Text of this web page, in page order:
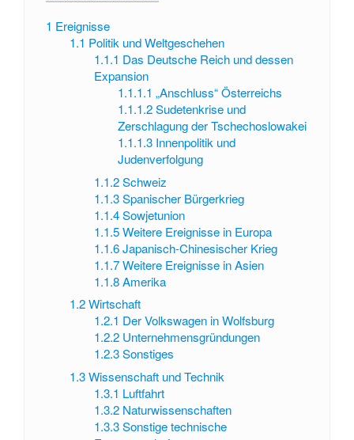
1 Ereignisse
1.1 Politik und Weltgeschehen
1.1.1 Das Deutsche Reich und dessen
Expansion
1.1.1.1 „Anschluss“ Österreichs
1.1.1.2Sudetenkrise und
Zerschlagung der Tschechoslowakei
1.1.1.3 Innenpolitik und
Judenverfolgung
1.1.2 Schweiz
1.1.3 Spanischer Bürgerkrieg
1.1.4 Sowjetunion
1.1.5 Weitere Ereignisse in Europa
1.1.6 Japanisch-Chinesischer Krieg
1.1.7 Weitere Ereignisse in Asien
1.1.8 Amerika
1.2 Wirtschaft
1.2.1 Der Volkswagen in Wolfsburg
1.2.2 Unternehmensgründungen
1.2.3 Sonstiges
1.3 Wissenschaft und Technik
1.3.1 Luftfahrt
1.3.2 Naturwissenschaften
1.3.3 Sonstige technische